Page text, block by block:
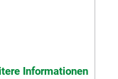
Informationen